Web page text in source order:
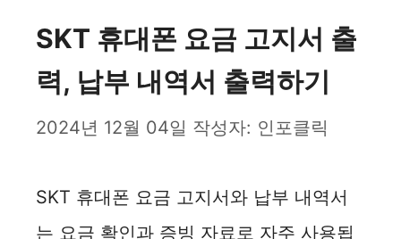
SKT 휴대폰 요금 고지서 출
력, 납부 내역서 출력하기
2024년 12월 04일 작성자: 인포클릭
SKT 휴대폰 요금 고지서와 납부 내역서
는 요금 확인과 증빙 자료로 자주 사용됩